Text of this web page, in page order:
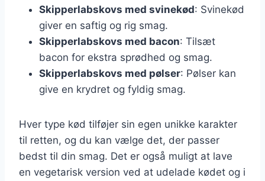
Skipperlabskovs med svinekød: Svinekød
giver en saftig og rig smag.
Skipperlabskovs med bacon: Tilsæt
bacon for ekstra sprødhed og smag.
Skipperlabskovs med pølser: Pølser kan
give en krydret og fyldig smag.
Hver type kød tilføjer sin egen unikke karakter
til retten, og du kan vælge det, der passer
bedst til din smag. Det er også muligt at lave
en vegetarisk version ved at udelade kødet og i